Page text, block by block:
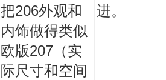
把206外观和
内饰做得类似
欧版207（实
际尺寸和空间
进。